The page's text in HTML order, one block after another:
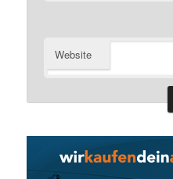
Website